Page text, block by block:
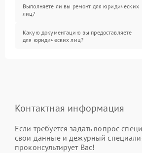
Выполняете ли вы ремонт для юридических
лиц?
Какую документацию вы предоставляете
для юридических лиц?
Контактная информация
Если требуется задать вопрос
свои данные и дежурный
проконсультирует Вас!